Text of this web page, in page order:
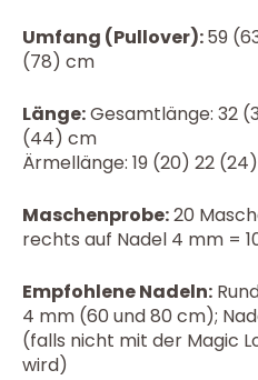
Umfang (Pullover):59
(78) cm
Länge:Gesamtlänge: 32
(44) cm
Ärmellänge: 19 (20) 22
Maschenprobe:20
rechts auf Nadel 4 mm =
Empfohlene Nadeln:
4 mm (60 und 80 cm);
(falls nicht mit der Magic
wird)